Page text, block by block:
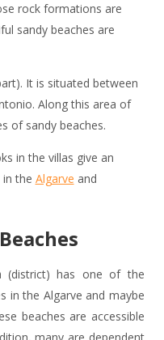
rock formations are
sandy beaches are
It is situated between
Along this area of
of sandy beaches.
in the villas give an
the Algarve and
(district) has one of the
in the Algarve and maybe
beaches are accessible